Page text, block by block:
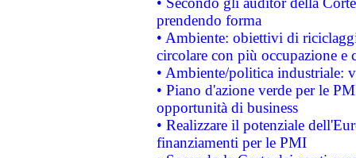
prendendo forma
• Ambiente: obiettivi di
circolare con più occupazione e
• Ambiente/politica industriale:
• Piano d'azione verde per le
opportunità di business
• Realizzare il potenziale
finanziamenti per le PMI